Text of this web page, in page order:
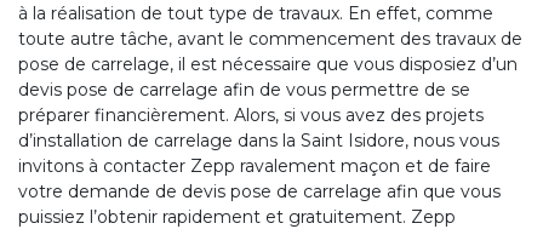
à la réalisation de tout type de travaux. En effet, comme
toute autre tâche, avant le commencement des travaux de
pose de carrelage, il est nécessaire que vous disposiez d’un
devis pose de carrelage afin de vous permettre de se
préparer financièrement. Alors, si vous avez des projets
d’installation de carrelage dans la Saint Isidore, nous vous
invitons à contacter Zepp ravalement maçon et de faire
votre demande de devis pose de carrelage afin que vous
puissiez l’obtenir rapidement et gratuitement. Zepp